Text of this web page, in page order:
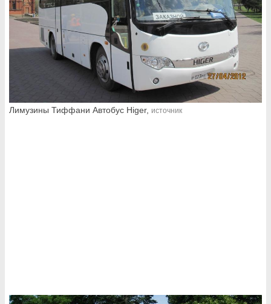
Лимузины Тиффани Автобус Higer, источник